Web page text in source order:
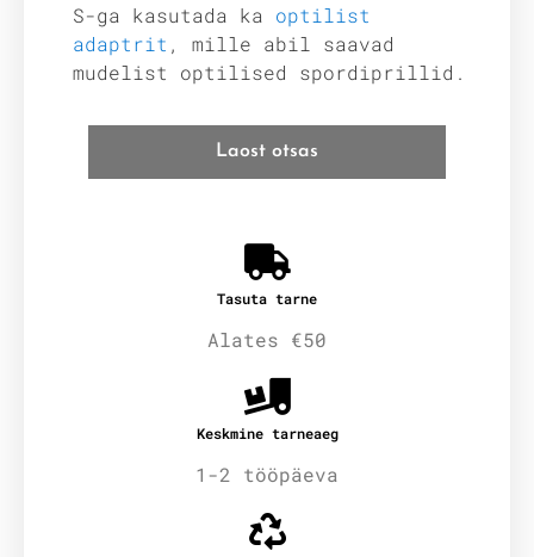
S-ga kasutada ka optilist
adaptrit , mille abil saavad
mudelist optilised spordiprillid.
Laost otsas
Tasuta tarne
Alates €50
Keskmine tarneaeg
1-2 tööpäeva